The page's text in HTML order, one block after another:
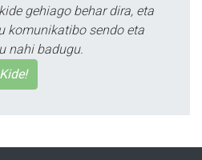
gehiago behar dira, eta
komunikatibo sendo eta
nahi badugu.